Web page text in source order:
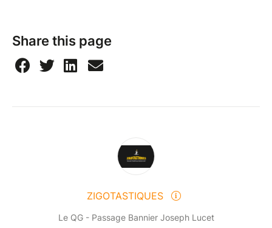
Share this page
ZIGOTASTIQUES
Le QG - Passage Bannier Joseph Lucet